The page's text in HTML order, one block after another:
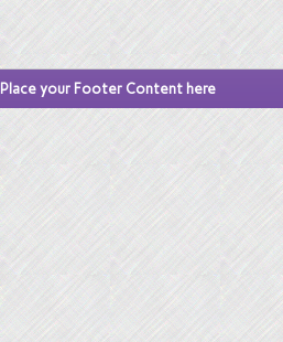
Place your Footer Content here